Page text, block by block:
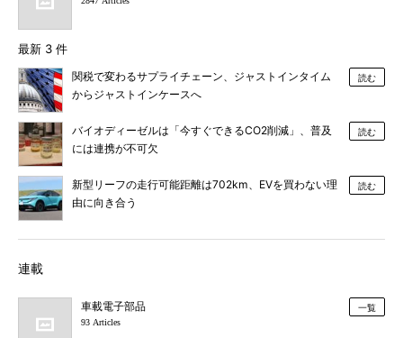
最新 3 件
関税で変わるサプライチェーン、ジャストインタイム
からジャストインケースへ
読む
バイオディーゼルは「今すぐできるCO2削減」、普及
には連携が不可欠
読む
新型リーフの走行可能距離は702km、EVを買わない理
由に向き合う
読む
連載
車載電子部品
93 Articles
一覧